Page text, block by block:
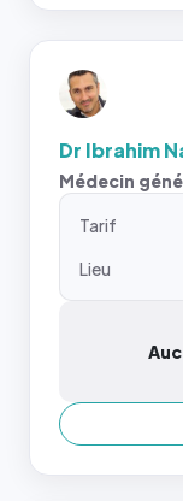
Dr Ibrahim
Médecin
Tarif
Lieu